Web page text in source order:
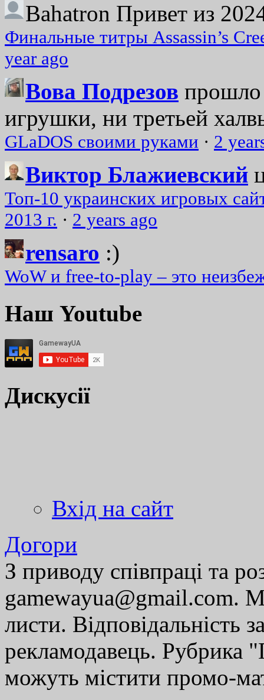
Bahatron Привет из
Финальные титры Assassin’s
year ago
Вова Подрезов прошло
игрушки, ни третьей
GLaDOS своими руками · 2
Виктор Блажиевский
Топ-10 украинских игровых
2013 г. · 2 years ago
rensaro :)
WoW и free-to-play – это
Наш Youtube
Дискусії
Вхід на сайт
Догори
З приводу співпраці та
gamewayua@gmail.com.
листи. Відповідальність
рекламодавець. Рубрика
можуть містити промо-